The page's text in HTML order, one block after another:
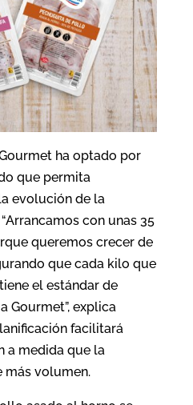
ha optado por
que permita
evolución de la
con unas 35
queremos crecer de
que cada kilo que
el estándar de
Gourmet”, explica
facilitará
a medida que la
más volumen.​